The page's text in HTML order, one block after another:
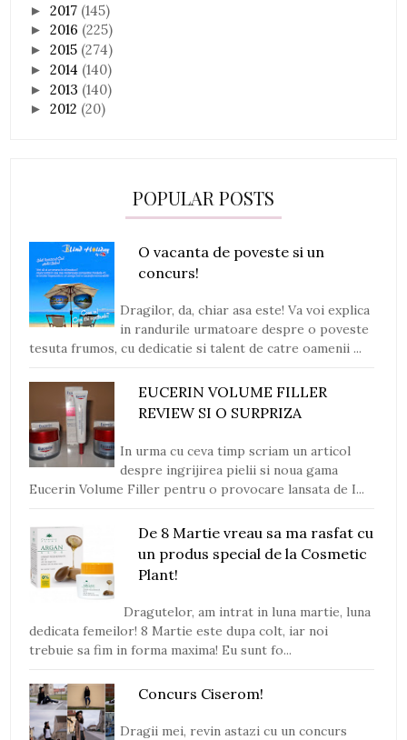
►2017 (145)
►2016 (225)
►2015 (274)
►2014 (140)
►2013 (140)
►2012 (20)
POPULAR POSTS
O vacanta de poveste si un
concurs!
Dragilor, da, chiar asa este! Va voi explica
in randurile urmatoare despre o poveste
tesuta frumos, cu dedicatie si talent de catre oamenii ...
EUCERIN VOLUME FILLER
REVIEW SI O SURPRIZA
In urma cu ceva timp scriam un articol
despre ingrijirea pielii si noua gama
Eucerin Volume Filler pentru o provocare lansata de I...
De 8 Martie vreau sa ma rasfat cu
un produs special de la Cosmetic
Plant!
Dragutelor, am intrat in luna martie, luna
dedicata femeilor! 8 Martie este dupa colt, iar noi
trebuie sa fim in forma maxima! Eu sunt fo...
Concurs Ciserom!
Dragii mei, revin astazi cu un concurs